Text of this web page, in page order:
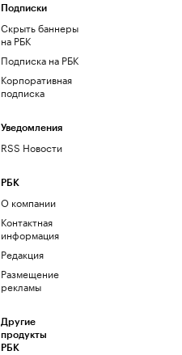
Подписки
Скрыть баннеры
на РБК
Подписка на РБК
Корпоративная
подписка
Уведомления
RSS Новости
РБК
О компании
Контактная
информация
Редакция
Размещение
рекламы
Другие
продукты
РБК